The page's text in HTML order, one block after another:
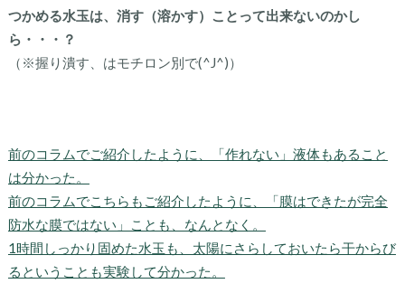
つかめる水玉は、消す（溶かす）ことって出来ないのかし
ら・・・？
（※握り潰す、はモチロン別で(^J^)）
前のコラムでご紹介したように、「作れない」液体もあること
は分かった。
前のコラムでこちらもご紹介したように、「膜はできたが完全
防水な膜ではない」ことも、なんとなく。
1時間しっかり固めた水玉も、太陽にさらしておいたら干からび
るということも実験して分かった。